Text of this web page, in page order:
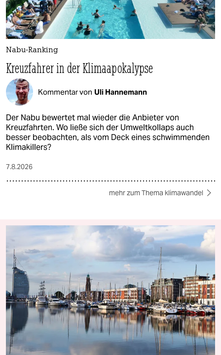
Nabu-Ranking
Kreuzfahrer in der Klimaapokalypse
Kommentar von Uli Hannemann
Der Nabu bewertet mal wieder die Anbieter von
Kreuzfahrten. Wo ließe sich der Umweltkollaps auch
besser beobachten, als vom Deck eines schwimmenden
Klimakillers?
7.8.2026
mehr zum Thema klimawandel